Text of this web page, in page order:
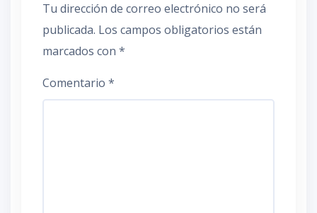
Tu dirección de correo electrónico no será
publicada. Los campos obligatorios están
marcados con *
Comentario *